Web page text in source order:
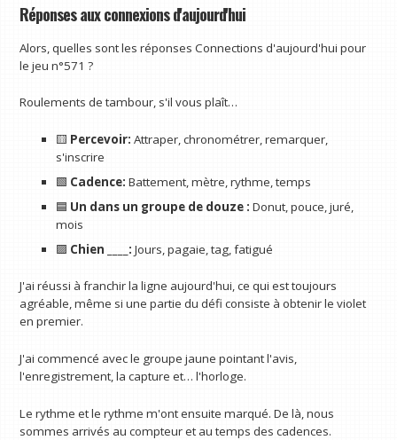
Réponses aux connexions d'aujourd'hui
Alors, quelles sont les réponses Connections d'aujourd'hui pour
le jeu n°571 ?
Roulements de tambour, s'il vous plaît…
🟨 Percevoir: Attraper, chronométrer, remarquer,
s'inscrire
🟩 Cadence: Battement, mètre, rythme, temps
🟦 Un dans un groupe de douze : Donut, pouce, juré,
mois
🟪 Chien ____: Jours, pagaie, tag, fatigué
J'ai réussi à franchir la ligne aujourd'hui, ce qui est toujours
agréable, même si une partie du défi consiste à obtenir le violet
en premier.
J'ai commencé avec le groupe jaune pointant l'avis,
l'enregistrement, la capture et… l'horloge.
Le rythme et le rythme m'ont ensuite marqué. De là, nous
sommes arrivés au compteur et au temps des cadences.